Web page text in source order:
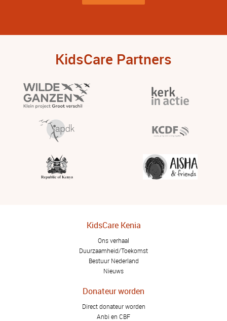
KidsCare Partners
KidsCare Kenia
Ons verhaal
Duurzaamheid/Toekomst
Bestuur Nederland
Nieuws
Donateur worden
Direct donateur worden
Anbi en CBF